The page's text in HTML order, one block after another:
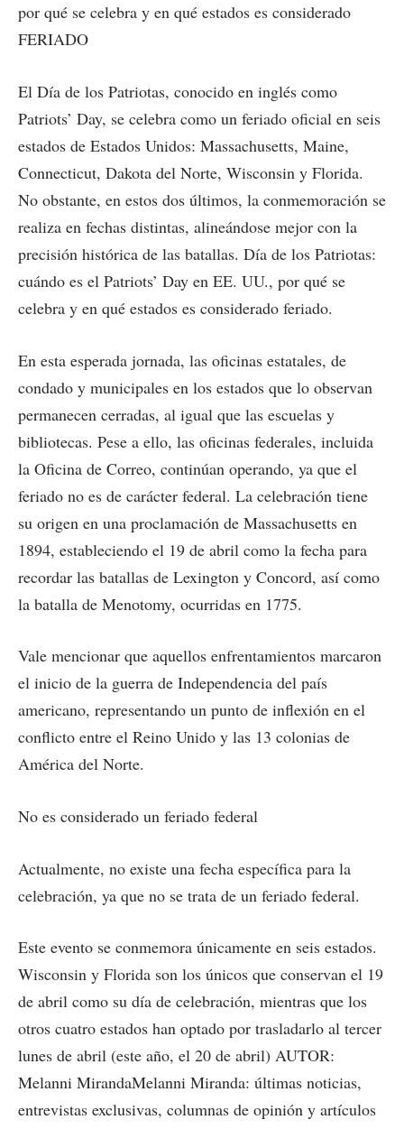
por qué se celebra y en qué estados es considerado
FERIADO
El Día de los Patriotas, conocido en inglés como
Patriots’ Day, se celebra como un feriado oficial en seis
estados de Estados Unidos: Massachusetts, Maine,
Connecticut, Dakota del Norte, Wisconsin y Florida.
No obstante, en estos dos últimos, la conmemoración se
realiza en fechas distintas, alineándose mejor con la
precisión histórica de las batallas. Día de los Patriotas:
cuándo es el Patriots’ Day en EE. UU., por qué se
celebra y en qué estados es considerado feriado.
En esta esperada jornada, las oficinas estatales, de
condado y municipales en los estados que lo observan
permanecen cerradas, al igual que las escuelas y
bibliotecas. Pese a ello, las oficinas federales, incluida
la Oficina de Correo, continúan operando, ya que el
feriado no es de carácter federal. La celebración tiene
su origen en una proclamación de Massachusetts en
1894, estableciendo el 19 de abril como la fecha para
recordar las batallas de Lexington y Concord, así como
la batalla de Menotomy, ocurridas en 1775.
Vale mencionar que aquellos enfrentamientos marcaron
el inicio de la guerra de Independencia del país
americano, representando un punto de inflexión en el
conflicto entre el Reino Unido y las 13 colonias de
América del Norte.
No es considerado un feriado federal
Actualmente, no existe una fecha específica para la
celebración, ya que no se trata de un feriado federal.
Este evento se conmemora únicamente en seis estados.
Wisconsin y Florida son los únicos que conservan el 19
de abril como su día de celebración, mientras que los
otros cuatro estados han optado por trasladarlo al tercer
lunes de abril (este año, el 20 de abril) AUTOR:
Melanni MirandaMelanni Miranda: últimas noticias,
entrevistas exclusivas, columnas de opinión y artículos